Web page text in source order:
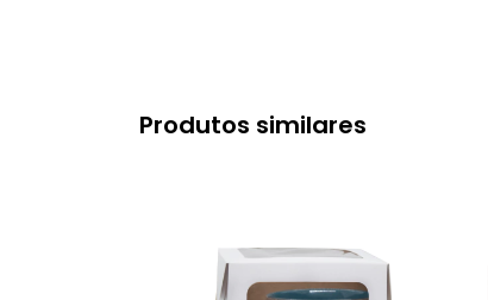
Produtos similares